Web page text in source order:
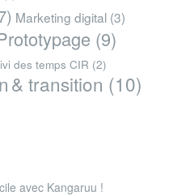
Marketing digital (3)
(9)
des temps CIR (2)
& transition (10)
avec Kangaruu !